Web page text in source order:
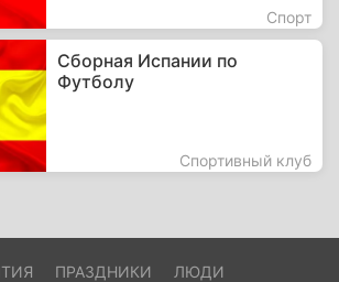
Спорт
Сборная Испании по
Футболу
Спортивный клуб
ПРАЗДНИКИ
ЛЮДИ